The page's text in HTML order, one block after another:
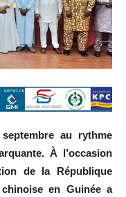
au rythme
À l’occasion
de la République
chinoise en Guinée a